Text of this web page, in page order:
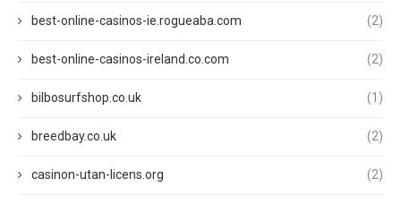
best-online-casinos-ie.rogueaba.com (2)
best-online-casinos-ireland.co.com (2)
bilbosurfshop.co.uk (1)
breedbay.co.uk (2)
casinon-utan-licens.org (2)